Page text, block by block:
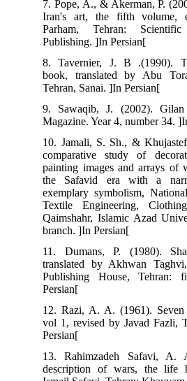
7. Pope, A., &
Iran's art, the fifth
Parham, Tehran:
Publishing. ]In Persian[
8. Tavernier, J. B
book, translated by
Tehran, Sanai. ]In
9. Sawaqib, J.
Magazine. Year 4,
10. Jamali, S. Sh., &
comparative study
painting images and
the Safavid era
exemplary
Textile
Qaimshahr, Islamic
branch. ]In Persian[
11. Dumans, P.
translated by
Publishing House,
12. Razi, A. A.
vol 1, revised by
13. Rahimzadeh
description of wars,